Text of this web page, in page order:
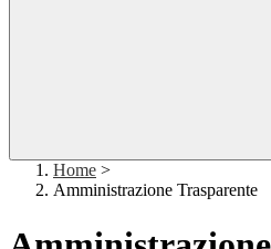
Home >
Amministrazione Trasparente